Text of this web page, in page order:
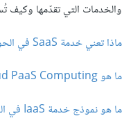
والخدمات التي تقدّمها وكيف
ماذا تعني خدمة SaaS في الحوسبة السحابية؟
ما هو Cloud PaaS Computing؟
ما هو نموذج خدمة IaaS في الحوسبة السحابية Cloud Computing؟